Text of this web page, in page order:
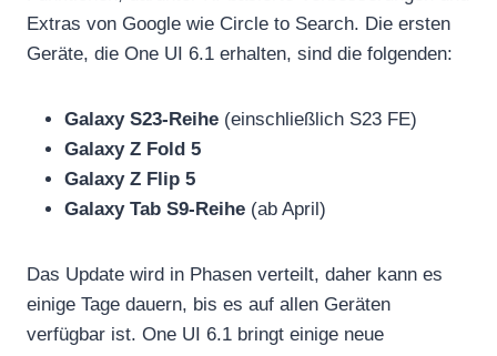
Extras von Google wie Circle to Search. Die ersten
Geräte, die One UI 6.1 erhalten, sind die folgenden:
Galaxy S23-Reihe (einschließlich S23 FE)
Galaxy Z Fold 5
Galaxy Z Flip 5
Galaxy Tab S9-Reihe (ab April)
Das Update wird in Phasen verteilt, daher kann es
einige Tage dauern, bis es auf allen Geräten
verfügbar ist. One UI 6.1 bringt einige neue